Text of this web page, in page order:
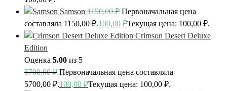
Samson 1150,00₽ Первоначальная цена
составляла 1150,00 ₽.100,00 ₽Текущая цена: 100,00 ₽.
Crimson Desert Deluxe
Edition
Оценка 5.00 из 5
5700,00₽ Первоначальная цена составляла
5700,00 ₽.100,00 ₽Текущая цена: 100,00 ₽.